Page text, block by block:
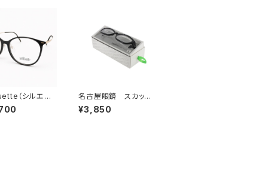
（シルエッ
1606/75 663
145 ／ 007
名古屋眼鏡 スカッシ
ーフレックスプラス_Lサ
イズ
¥3,850